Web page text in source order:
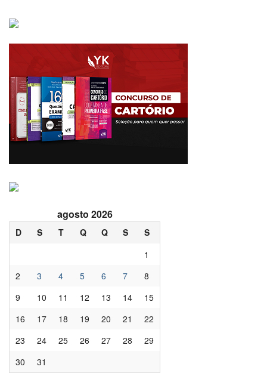
agosto 2026
D S T Q Q S
S
1
2
3 4 5 6 7
8
9
10 11 12 13 14
15
16
17 18 19 20 21
22
23
24 25 26 27 28
29
30
31